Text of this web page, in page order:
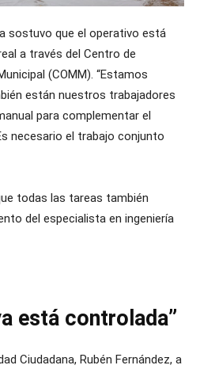
sostuvo que el operativo está
a través del Centro de
(COMM). “Estamos
están nuestros trabajadores
para complementar el
necesario el trabajo conjunto
todas las tareas también
del especialista en ingeniería
está controlada”
Ciudadana, Rubén Fernández, a